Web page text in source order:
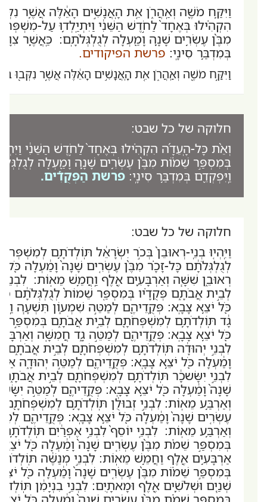
וַיִּקַּ֥ח מֹשֶׁ֖ה וְאַֽהֲרֹ֑ן אֵ֚ת הָֽאֲנָשִׁ֣ים הָאֵ֔לֶּה אֲשֶׁ֥ר
הִקְהִ֗ילוּ בְּאֶחָד֙ לַחֹ֣דֶשׁ הַשֵּׁנִ֔י וַיִּתְיַֽלְד֥וּ עַל-
מִבֶּ֨ן עֶשְׂרִ֥ים שָׁנָ֛ה וָמַ֖עְלָה לְגֻלְגְּלֹתָֽם: כַּֽאֲשֶׁ֛ר
בְּמִדְבַּ֥ר סִינָֽי: פרשת הפיקודים.
וַיִּקַּ֥ח מֹשֶׁ֖ה וְאַֽהֲרֹ֑ן אֵ֚ת הָֽאֲנָשִׁ֣ים הָאֵ֔לֶּה אֲשֶׁ֥ר נִקְּב֖וּ
חלוקה של כל שבט:
וְאֵ֨ת כָּל-הָֽעֵדָ֜ה הִקְהִ֗ילוּ בְּאֶחָד֙ לַחֹ֣דֶשׁ הַשֵּׁנִ֔י
בְּמִסְפַּ֣ר שֵׁמ֗וֹת מִבֶּ֨ן עֶשְׂרִ֥ים שָׁנָ֛ה וָמַ֖עְלָה
וַֽיִּפְקְדֵ֖ם בְּמִדְבַּ֥ר סִינָֽי: פרשת הַפְּקֻדִ֡ים.
חלוקה של כל שבט:
וַיִּֽהְי֤וּ בְנֵֽי-רְאוּבֵן֙ בְּכֹ֣ר יִשְׂרָאֵ֔ל תּֽוֹלְדֹתָ֥ם
לְגֻלְגְּלֹתָ֔ם כָּל-זָכָ֗ר מִבֶּ֨ן עֶשְׂרִ֤ים שָׁנָה֙ וָמַ֔עְלָה
רְאוּבֵ֑ן שִׁשָּׁ֧ה וְאַרְבָּעִ֛ים אֶ֖לֶף וַֽחֲמֵ֥שׁ מֵאֽוֹת:
לְבֵ֣ית אֲבֹתָ֑ם פְּקֻדָ֗יו בְּמִסְפַּ֤ר שֵׁמוֹת֙ לְגֻלְגְּלֹתָ֔ם
כֹּ֖ל יֹצֵ֥א צָבָֽא: פְּקֻֽדֵיהֶ֖ם לְמַטֵּ֣ה שִׁמְע֑וֹן תִּשְׁעָ֧ה
גָ֔ד תּֽוֹלְדֹתָ֥ם לְמִשְׁפְּחֹתָ֖ם לְבֵ֣ית אֲבֹתָ֑ם בְּמִסְפַּ֣ר
כֹּ֖ל יֹצֵ֥א צָבָֽא: פְּקֻֽדֵיהֶ֖ם לְמַטֵּ֣ה גָ֑ד חֲמִשָּׁ֤ה
לִבְנֵ֣י יְהוּדָ֔ה תּֽוֹלְדֹתָ֥ם לְמִשְׁפְּחֹתָ֖ם לְבֵ֣ית
וָמַ֔עְלָה כֹּ֖ל יֹצֵ֥א צָבָֽא: פְּקֻֽדֵיהֶ֖ם לְמַטֵּ֣ה יְהוּדָ֑ה
לִבְנֵ֣י יִשָּׂשכָ֔ר תּֽוֹלְדֹתָ֥ם לְמִשְׁפְּחֹתָ֖ם לְבֵ֣ית
שָׁנָה֙ וָמַ֔עְלָה כֹּ֖ל יֹצֵ֥א צָבָֽא: פְּקֻֽדֵיהֶ֖ם לְמַטֵּ֣ה
וְאַרְבַּ֥ע מֵאֽוֹת: לִבְנֵ֣י זְבוּלֻ֔ן תּֽוֹלְדֹתָ֥ם
עֶשְׂרִ֤ים שָׁנָה֙ וָמַ֔עְלָה כֹּ֖ל יֹצֵ֥א צָבָֽא: פְּקֻֽדֵיהֶ֖ם
וְאַרְבַּ֥ע מֵאֽוֹת: לִבְנֵ֤י יוֹסֵף֙ לִבְנֵ֣י אֶפְרַ֔יִם
בְּמִסְפַּ֣ר שֵׁמֹ֗ת מִבֶּ֨ן עֶשְׂרִ֤ים שָׁנָה֙ וָמַ֔עְלָה כֹּ֖ל
אַרְבָּעִ֥ים אֶ֖לֶף וַחֲמֵ֥שׁ מֵאֽוֹת: לִבְנֵ֣י מְנַשֶּׁ֔ה
בְּמִסְפַּ֣ר שֵׁמ֗וֹת מִבֶּ֨ן עֶשְׂרִ֤ים שָׁנָה֙ וָמַ֔עְלָה כֹּ֖ל
שְׁנַ֧יִם וּשְׁלֹשִׁ֛ים אֶ֖לֶף וּמָאתָֽיִם: לִבְנֵ֣י בִנְיָמִ֔ן